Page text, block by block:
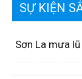
SỰ KIỆN
Sơn La mưa